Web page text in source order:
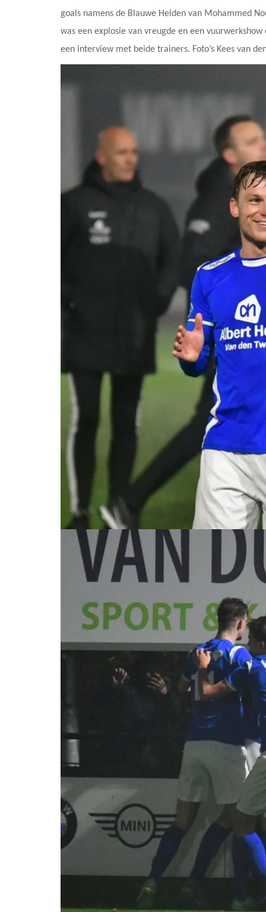
goals namens de Blauwe Helden van Mohammed
was een explosie van vreugde en een
een interview met beide trainers. Foto’s Kees van